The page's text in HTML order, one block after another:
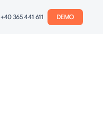
+40 365 441 611 DEMO